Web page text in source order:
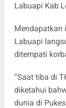
Labuapi Kab
Mendapatkan
Labuapi
ditempati
“Saat tiba di
diketahui
dunia di